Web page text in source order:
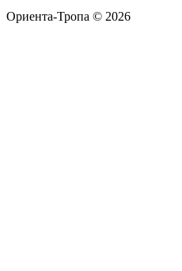
Ориента-Тропа © 2026